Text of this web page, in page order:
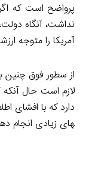
پرواضح است که
نداشت، آن­گاه
آمریکا را متوجه
از سطور فوق چنین
لازم است حال آن­که
های زیادی انجام